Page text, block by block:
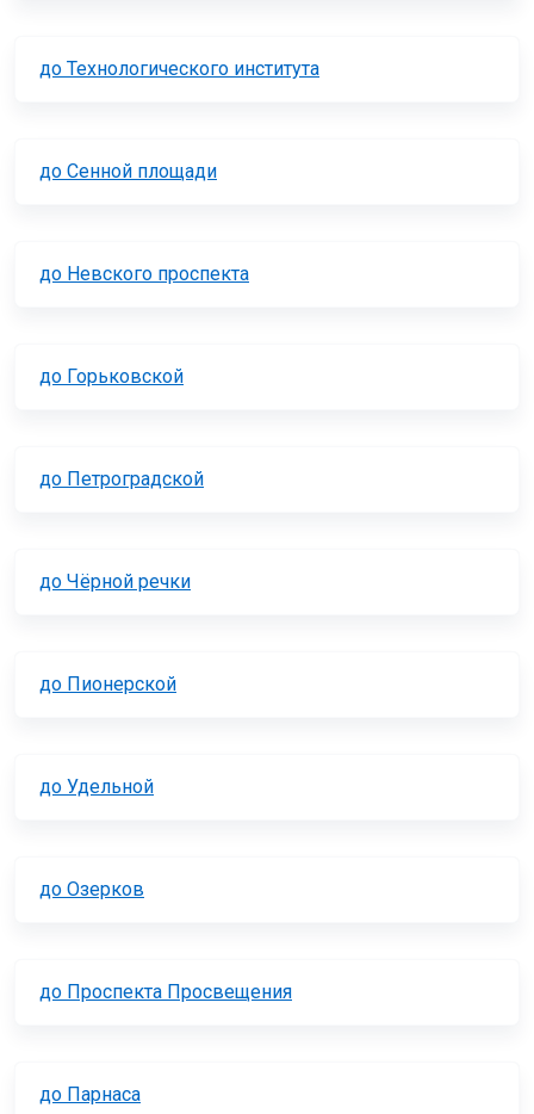
до Технологического института
до Сенной площади
до Невского проспекта
до Горьковской
до Петроградской
до Чёрной речки
до Пионерской
до Удельной
до Озерков
до Проспекта Просвещения
до Парнаса